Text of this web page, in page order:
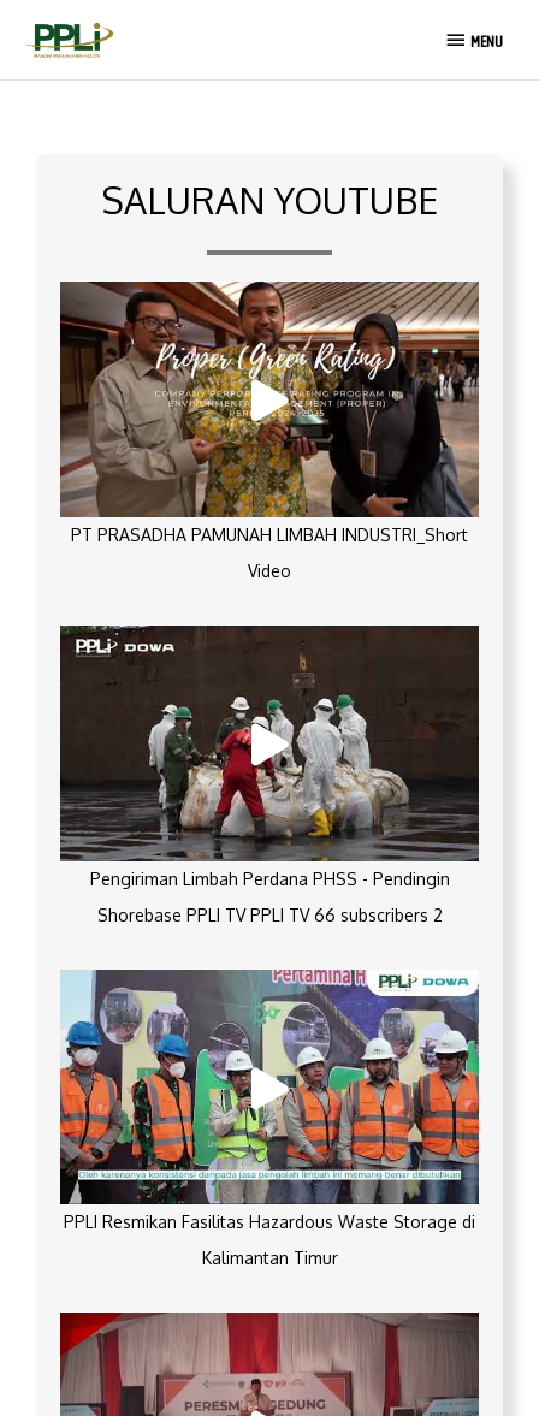
MENU
MENU
SALURAN YOUTUBE
PT PRASADHA PAMUNAH LIMBAH INDUSTRI_Short
Video
Pengiriman Limbah Perdana PHSS - Pendingin
Shorebase PPLI TV PPLI TV 66 subscribers 2
PPLI Resmikan Fasilitas Hazardous Waste Storage di
Kalimantan Timur